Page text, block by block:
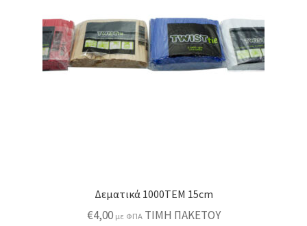
Δεματικά 1000ΤΕΜ 15cm
€4,00 με ΦΠΑ ΤΙΜΗ ΠΑΚΕΤΟΥ